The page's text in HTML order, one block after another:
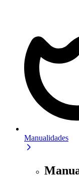
Manualidades